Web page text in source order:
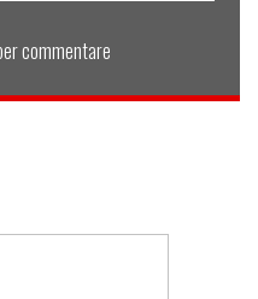
commentare